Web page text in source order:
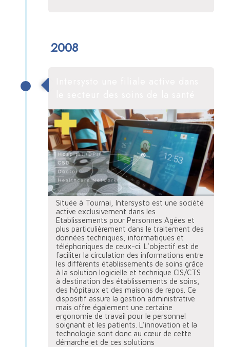
2008
Située à Tournai, Intersysto est une société
active exclusivement dans les
Etablissements pour Personnes Agées et
plus particulièrement dans le traitement des
données techniques, informatiques et
téléphoniques de ceux-ci. L’objectif est de
faciliter la circulation des informations entre
les différents établissements de soins grâce
à la solution logicielle et technique CIS/CTS
à destination des établissements de soins,
des hôpitaux et des maisons de repos. Ce
dispositif assure la gestion administrative
mais offre également une certaine
ergonomie de travail pour le personnel
soignant et les patients. L’innovation et la
technologie sont donc au cœur de cette
démarche et de ces solutions